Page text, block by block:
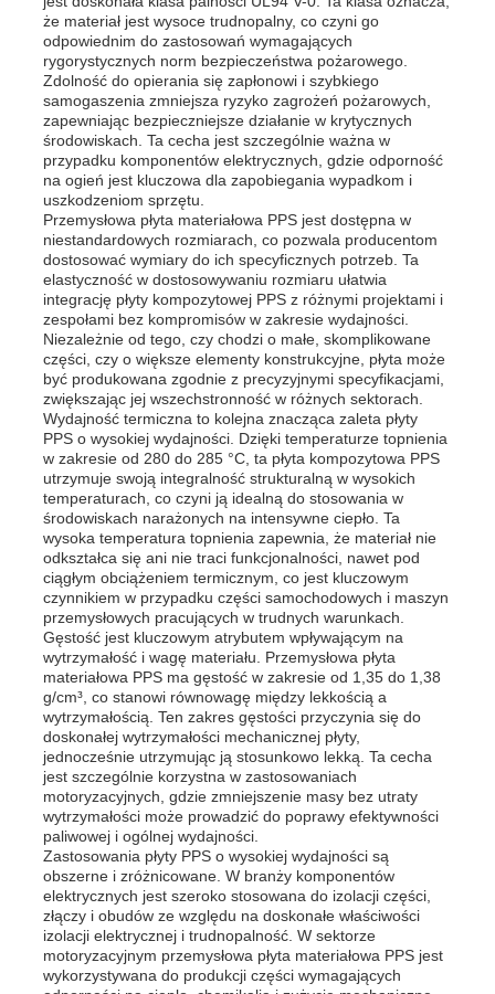
Wycieczka po fabryce
Kontrola jakości
Skontaktuj się z nami
Aktualności
Wszystkie przypadki
Poprosić o wycenę
Płyty plastikowe pp
PP Advertising Board
Arkusz z tworzywa PP
Zarząd PPS
Płyta polipropylenowa trudnopalna
PP Hollow Construction Board
Płyta ścienna PP
arkusz polipropylenowy
że materiał jest wysoce trudnopalny, co czyni go
odpowiednim do zastosowań wymagających
rygorystycznych norm bezpieczeństwa pożarowego.
Zdolność do opierania się zapłonowi i szybkiego
samogaszenia zmniejsza ryzyko zagrożeń pożarowych,
zapewniając bezpieczniejsze działanie w krytycznych
środowiskach. Ta cecha jest szczególnie ważna w
przypadku komponentów elektrycznych, gdzie odporność
na ogień jest kluczowa dla zapobiegania wypadkom i
uszkodzeniom sprzętu.
Przemysłowa płyta materiałowa PPS jest dostępna w
niestandardowych rozmiarach, co pozwala producentom
dostosować wymiary do ich specyficznych potrzeb. Ta
elastyczność w dostosowywaniu rozmiaru ułatwia
integrację płyty kompozytowej PPS z różnymi projektami i
zespołami bez kompromisów w zakresie wydajności.
Niezależnie od tego, czy chodzi o małe, skomplikowane
części, czy o większe elementy konstrukcyjne, płyta może
być produkowana zgodnie z precyzyjnymi specyfikacjami,
zwiększając jej wszechstronność w różnych sektorach.
Wydajność termiczna to kolejna znacząca zaleta płyty
PPS o wysokiej wydajności. Dzięki temperaturze topnienia
w zakresie od 280 do 285 °C, ta płyta kompozytowa PPS
utrzymuje swoją integralność strukturalną w wysokich
temperaturach, co czyni ją idealną do stosowania w
środowiskach narażonych na intensywne ciepło. Ta
wysoka temperatura topnienia zapewnia, że materiał nie
odkształca się ani nie traci funkcjonalności, nawet pod
ciągłym obciążeniem termicznym, co jest kluczowym
czynnikiem w przypadku części samochodowych i maszyn
przemysłowych pracujących w trudnych warunkach.
Gęstość jest kluczowym atrybutem wpływającym na
wytrzymałość i wagę materiału. Przemysłowa płyta
materiałowa PPS ma gęstość w zakresie od 1,35 do 1,38
g/cm³, co stanowi równowagę między lekkością a
wytrzymałością. Ten zakres gęstości przyczynia się do
doskonałej wytrzymałości mechanicznej płyty,
jednocześnie utrzymując ją stosunkowo lekką. Ta cecha
jest szczególnie korzystna w zastosowaniach
motoryzacyjnych, gdzie zmniejszenie masy bez utraty
wytrzymałości może prowadzić do poprawy efektywności
paliwowej i ogólnej wydajności.
Zastosowania płyty PPS o wysokiej wydajności są
obszerne i zróżnicowane. W branży komponentów
elektrycznych jest szeroko stosowana do izolacji części,
złączy i obudów ze względu na doskonałe właściwości
izolacji elektrycznej i trudnopalność. W sektorze
motoryzacyjnym przemysłowa płyta materiałowa PPS jest
wykorzystywana do produkcji części wymagających